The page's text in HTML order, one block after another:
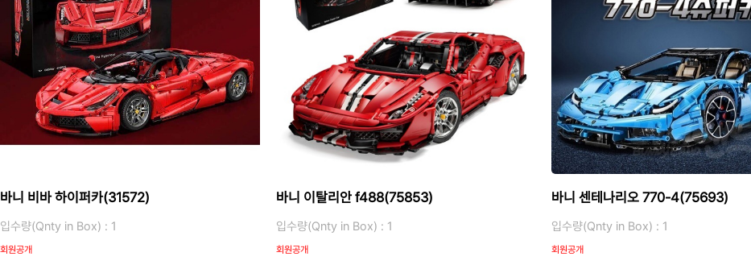
바니 비바 하이퍼카(31572)
입수량(Qnty in Box) : 1
회원공개
바니 이탈리안 f488(75853)
입수량(Qnty in Box) : 1
회원공개
바니 센테나리오 770-4(75693)
입수량(Qnty in Box) : 1
회원공개